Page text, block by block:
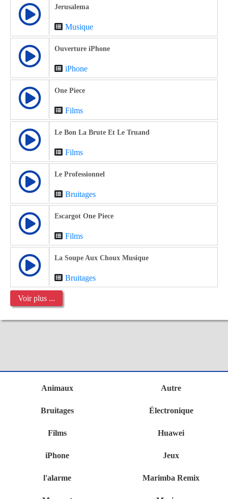
Jerusalema
Musique
Ouverture iPhone
iPhone
One Piece
Films
Le Bon La Brute Et Le Truand
Films
Le Professionnel
Bruitages
Escargot One Piece
Films
La Soupe Aux Choux Musique
Bruitages
Voir plus ...
Animaux Autre
Bruitages Électronique
Films Huawei
iPhone Jeux
l'alarme Marimba Remix